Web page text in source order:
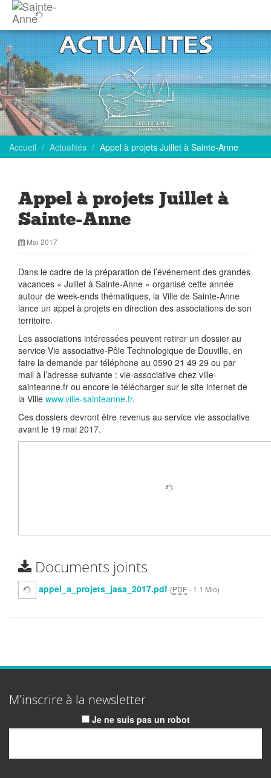
Accueil Actualités Appel à projets Juillet à Sainte-Anne
Appel à projets Juillet à
Sainte-Anne
Mai 2017
Dans le cadre de la préparation de l’événement des grandes
vacances « Juillet à Sainte-Anne » organisé cette année
autour de week-ends thématiques, la Ville de Sainte-Anne
lance un appel à projets en direction des associations de son
territoire.
Les associations intéressées peuvent retirer un dossier au
service Vie associative-Pôle Technologique de Douville, en
faire la demande par téléphone au 0590 21 49 29 ou par
mail à l’adresse suivante : vie-associative chez ville-
sainteanne.fr ou encore le télécharger sur le site internet de
la Ville www.ville-sainteanne.fr.
Ces dossiers devront être revenus au service vie associative
avant le 19 mai 2017.
Documents joints
appel_a_projets_jasa_2017.pdf (PDF- 1.1 Mio)
M'inscrire à la newsletter
Je ne suis pas un robot